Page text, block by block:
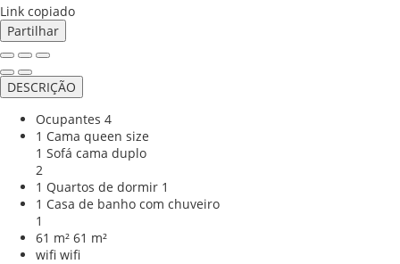
Link copiado
Partilhar
DESCRIÇÃO
Ocupantes 4
1 Cama queen size
1 Sofá cama duplo
2
1 Quartos de dormir 1
1 Casa de banho com chuveiro
1
61 m² 61 m²
wifi wifi